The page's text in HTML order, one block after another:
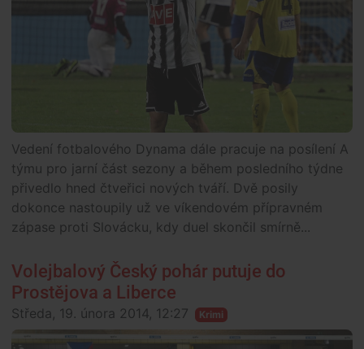
Vedení fotbalového Dynama dále pracuje na posílení A
týmu pro jarní část sezony a během posledního týdne
přivedlo hned čtveřici nových tváří. Dvě posily
dokonce nastoupily už ve víkendovém přípravném
zápase proti Slovácku, kdy duel skončil smírně...
Volejbalový Český pohár putuje do
Prostějova a Liberce
Středa, 19. února 2014, 12:27 Krimi